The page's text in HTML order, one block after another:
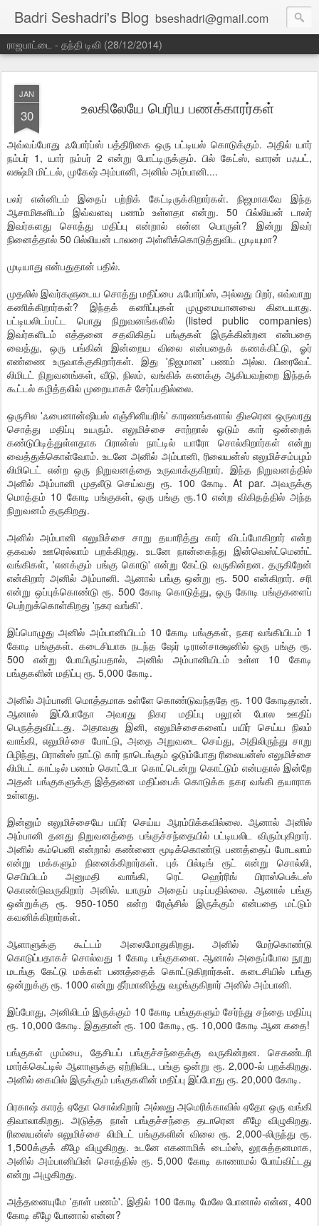
Badri Seshadri's Blog bseshadri@gmail.com
ராஜபாட்டை - தந்தி டிவி (28/12/2014)
JAN
30 உலகிலேயே பெரிய பணக்காரர்கள்
அவ்வப்போது ஃபோர்ப்ஸ் பத்திரிகை ஒரு பட்டியல் கொடுக்கும். அதில் யார்
நம்பர் 1, யார் நம்பர் 2 என்று போட்டிருக்கும். பில் கேட்ஸ், வாரன் பஃபட்,
லக்ஷ்மி மிட்டல், முகேஷ் அம்பானி, அனில் அம்பானி....
பலர் என்னிடம் இதைப் பற்றிக் கேட்டிருக்கிறார்கள். நிஜமாகவே இந்த
ஆசாமிகளிடம் இவ்வளவு பணம் உள்ளதா என்று. 50 பில்லியன் டாலர்
இவர்களது சொத்து மதிப்பு என்றால் என்ன பொருள்? இன்று இவர்
நினைத்தால் 50 பில்லியன் டாலரை அள்ளிக்கொடுத்துவிட முடியுமா?
முடியாது என்பதுதான் பதில்.
முதலில் இவர்களுடைய சொத்து மதிப்பை ஃபோர்ப்ஸ், அல்லது பிறர், எவ்வாறு
கணிக்கிறார்கள்? இந்தக் கணிப்புகள் முழுமையானவை கிடையாது.
பட்டியலிடப்பட்ட பொது நிறுவனங்களில் (listed public companies)
இவர்களிடம் எத்தனை சதவிகிதப் பங்குகள் இருக்கின்றன என்பதை
வைத்து, ஒரு பங்கின் இன்றைய விலை என்பதைக் கணக்கிட்டு, ஓர்
எண்ணை உருவாக்குகிறார்கள். இது 'நிஜமான' பணம் அல்ல. பிரைவேட்
லிமிடட் நிறுவனங்கள், வீடு, நிலம், வங்கிக் கணக்கு ஆகியவற்றை இந்தக்
கூட்டல் கழித்தலில் முறையாகச் சேர்ப்பதில்லை.
ஒருசில 'ஃபைனான்ஷியல் எஞ்சினியரிங்' காரணங்களால் திடீரென ஒருவரது
சொத்து மதிப்பு உயரும். எலுமிச்சை சாற்றால் ஓடும் கார் ஒன்றைக்
கண்டுபிடித்துள்ளதாக பிரான்ஸ் நாட்டில் யாரோ சொல்கிறார்கள் என்று
வைத்துக்கொள்வோம். உடனே அனில் அம்பானி, ரிலையன்ஸ் எலுமிச்சம்பழம்
லிமிடெட் என்ற ஒரு நிறுவனத்தை உருவாக்குகிறார். இந்த நிறுவனத்தில்
அனில் அம்பானி முதலீடு செய்வது ரூ. 100 கோடி. At par. அவருக்கு
மொத்தம் 10 கோடி பங்குகள், ஒரு பங்கு ரூ.10 என்ற விகிதத்தில் அந்த
நிறுவனம் தருகிறது.
அனில் அம்பானி எலுமிச்சை சாறு தயாரித்து கார் விடப்போகிறார் என்ற
தகவல் ஊரெல்லாம் பறக்கிறது. உடனே நான்கைந்து இன்வெஸ்ட்மெண்ட்
வங்கிகள், 'எனக்கும் பங்கு கொடு' என்று கேட்டு வருகின்றன. தருகிறேன்
என்கிறார் அனில் அம்பானி. ஆனால் பங்கு ஒன்று ரூ. 500 என்கிறார். சரி
என்று ஒப்புக்கொண்டு ரூ. 500 கோடி கொடுத்து, ஒரு கோடி பங்குகளைப்
பெற்றுக்கொள்கிறது 'நகர வங்கி'.
இப்பொழுது அனில் அம்பானியிடம் 10 கோடி பங்குகள், நகர வங்கியிடம் 1
கோடி பங்குகள். கடைசியாக நடந்த ஷேர் டிரான்சாக்ஷனில் ஒரு பங்கு ரூ.
500 என்று போயிருப்பதால், அனில் அம்பானியிடம் உள்ள 10 கோடி
பங்குகளின் மதிப்பு ரூ. 5,000 கோடி.
அனில் அம்பானி மொத்தமாக உள்ளே கொண்டுவந்ததே ரூ. 100 கோடிதான்.
ஆனால் இப்போதோ அவரது நிகர மதிப்பு பலூன் போல ஊதிப்
பெருத்துவிட்டது. அதாவது இனி, எலுமிச்சைகளைப் பயிர் செய்ய நிலம்
வாங்கி, எலுமிச்சை போட்டு, அதை அறுவடை செய்து, அதிலிருந்து சாறு
பிழிந்து, பிரான்ஸ் நாட்டு கார் நாடெங்கும் ஓடும்போது ரிலையன்ஸ் எலுமிச்சை
லிமிடட் காட்டில் பணம் கொட்டோ கொட்டென்று கொட்டும் என்பதால் இன்றே
அதன் பங்குகளுக்கு இத்தனை மதிப்பைக் கொடுக்க நகர வங்கி தயாராக
உள்ளது.
இன்னும் எலுமிச்சையே பயிர் செய்ய ஆரம்பிக்கவில்லை. ஆனால் அனில்
அம்பானி தனது நிறுவனத்தை பங்குச்சந்தையில் பட்டியலிட விரும்புகிறார்.
அனில் கம்பெனி என்றால் கண்ணை மூடிக்கொண்டு பணத்தைப் போடலாம்
என்று மக்களும் நினைக்கிறார்கள். புக் பில்டிங் ரூட் என்று சொல்லி,
செபியிடம் அனுமதி வாங்கி, ரெட் ஹெர்ரிங் பிராஸ்பெக்டஸ்
கொண்டுவருகிறார் அனில். யாரும் அதைப் படிப்பதில்லை. ஆனால் பங்கு
ஒன்றுக்கு ரூ. 950-1050 என்ற ரேஞ்சில் இருக்கும் என்பதை மட்டும்
கவனிக்கிறார்கள்.
ஆளாளுக்கு கூட்டம் அலைமோதுகிறது. அனில் மேற்கொண்டு
கொடுப்பதாகச் சொல்வது 1 கோடி பங்குகளை. ஆனால் அதைப்போல நூறு
மடங்கு கேட்டு மக்கள் பணத்தைக் கொட்டுகிறார்கள். கடைசியில் பங்கு
ஒன்றுக்கு ரூ. 1000 என்று தீர்மானித்து வழங்குகிறார் அனில் அம்பானி.
இப்போது, அனிலிடம் இருக்கும் 10 கோடி பங்குகளும் சேர்ந்து சந்தை மதிப்பு
ரூ. 10,000 கோடி. இதுதான் ரூ. 100 கோடி, ரூ. 10,000 கோடி ஆன கதை!
பங்குகள் மும்பை, தேசியப் பங்குச்சந்தைக்கு வருகின்றன. செகண்டரி
மார்க்கெட்டில் ஆளாளுக்கு ஏற்றிவிட, பங்கு ஒன்று ரூ. 2,000-ல் பறக்கிறது.
அனில் கையில் இருக்கும் பங்குகளின் மதிப்பு இப்போது ரூ. 20,000 கோடி.
பிரகாஷ் காரத் ஏதோ சொல்கிறார் அல்லது அமெரிக்காவில் ஏதோ ஒரு வங்கி
திவாலாகிறது. அடுத்த நாள் பங்குச்சந்தை தடாரென கீழே விழுகிறது.
ரிலையன்ஸ் எலுமிச்சை லிமிடட் பங்குகளின் விலை ரூ. 2,000-லிருந்து ரூ.
1,500க்குக் கீழே விழுகிறது. உடனே எகனாமிக் டைம்ஸ், லூசுத்தனமாக,
அனில் அம்பானியின் சொத்தில் ரூ. 5,000 கோடி காணாமல் போய்விட்டது
என்று அழுகிறது.
அத்தனையுமே 'தாள் பணம்'. இதில் 100 கோடி மேலே போனால் என்ன, 400
கோடி கீழே போனால் என்ன?